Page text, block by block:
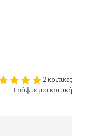
2 κριτικές
Γράψτε μια κριτική